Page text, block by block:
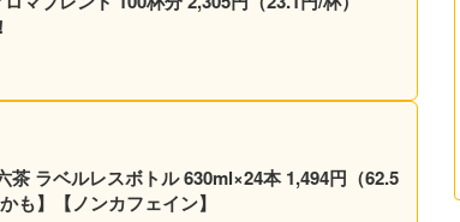
茶 ラベルレスボトル 630ml×24本 1,494円（62.5
も】【ノンカフェイン】